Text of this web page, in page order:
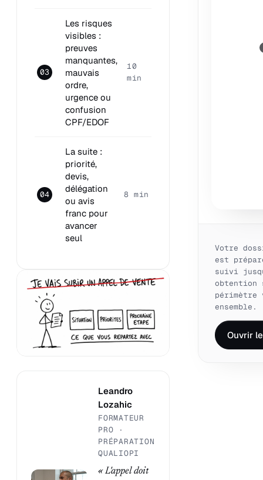
03
Les risques
visibles :
preuves
manquantes,
mauvais
ordre,
urgence ou
confusion
CPF/EDOF
10
min
04
La suite :
priorité,
devis,
délégation
ou avis
franc pour
avancer
seul
8 min
Leandro
Lozahic
FORMATEUR
PRO ·
PRÉPARATION
QUALIOPI
« L'appel doit
Votre
est
suivi
obtention
périmètre
ensemble.
Ouvrir